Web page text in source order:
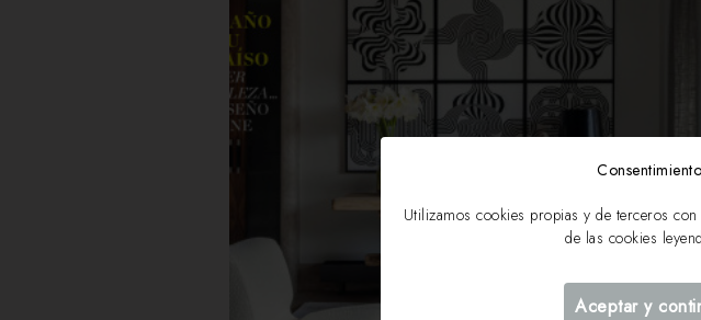
Utilizamos cookies propias y de terceros
de las cookies
Aceptar y